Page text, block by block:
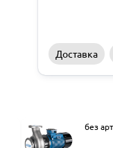
Доставка
без